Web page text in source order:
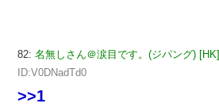
82: 名無しさん＠涙目です。(ジパング) [HK]
ID:V0DNadTd0
>>1